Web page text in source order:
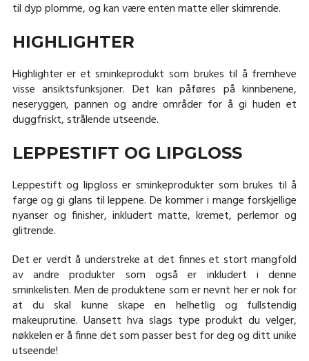
til dyp plomme, og kan være enten matte eller skimrende.
HIGHLIGHTER
Highlighter er et sminkeprodukt som brukes til å fremheve
visse ansiktsfunksjoner. Det kan påføres på kinnbenene,
neseryggen, pannen og andre områder for å gi huden et
duggfriskt, strålende utseende.
LEPPESTIFT OG LIPGLOSS
Leppestift og lipgloss er sminkeprodukter som brukes til å
farge og gi glans til leppene. De kommer i mange forskjellige
nyanser og finisher, inkludert matte, kremet, perlemor og
glitrende.
Det er verdt å understreke at det finnes et stort mangfold
av andre produkter som også er inkludert i denne
sminkelisten. Men de produktene som er nevnt her er nok for
at du skal kunne skape en helhetlig og fullstendig
makeuprutine. Uansett hva slags type produkt du velger,
nøkkelen er å finne det som passer best for deg og ditt unike
utseende!